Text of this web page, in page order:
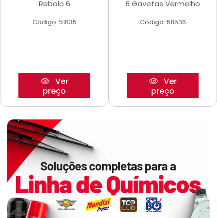
Rebolo 6
Código: 51835
Ver
preço
6 Gavetas Vermelho
Código: 58536
Ver
preço